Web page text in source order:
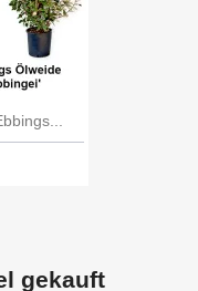
gekauft